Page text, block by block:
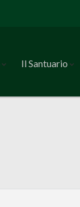
Il Santuario